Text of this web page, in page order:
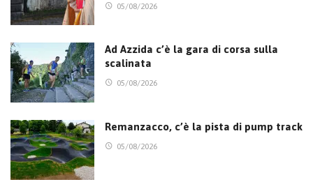
05/08/2026
Ad Azzida c’è la gara di corsa sulla
scalinata
05/08/2026
Remanzacco, c’è la pista di pump track
05/08/2026